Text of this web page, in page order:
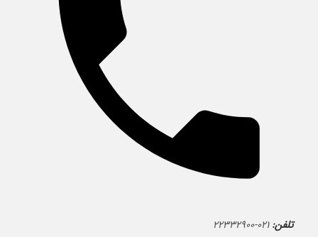
تلفن: ۰۲۱-۲۲۳۳۲۹۰۰